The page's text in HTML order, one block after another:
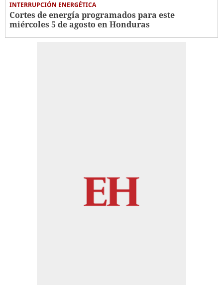
INTERRUPCIÓN ENERGÉTICA
Cortes de energía programados para este
miércoles 5 de agosto en Honduras